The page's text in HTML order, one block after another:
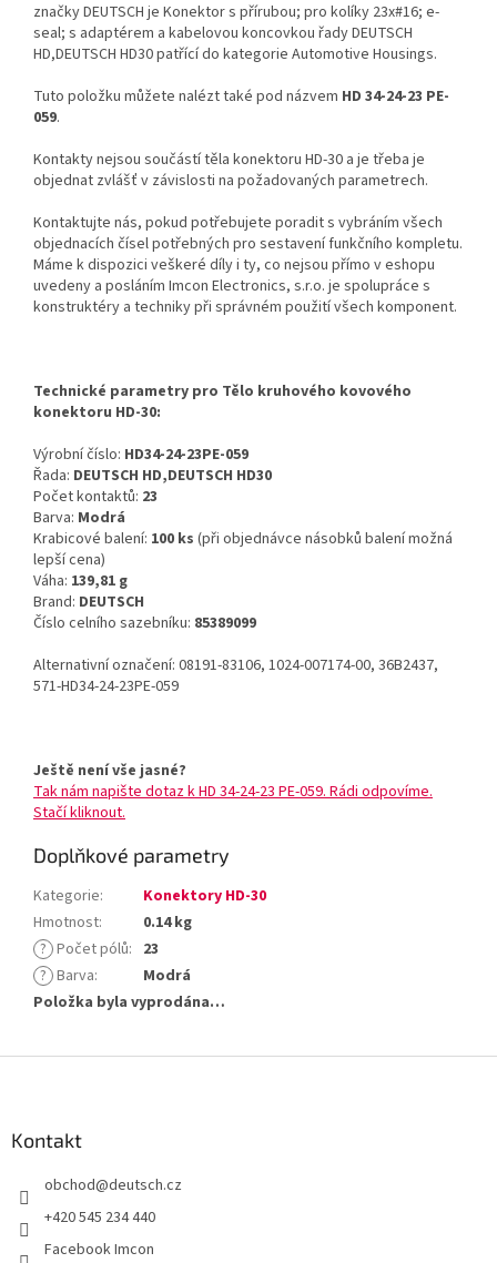
značky DEUTSCH je Konektor s přírubou; pro kolíky 23x#16; e-
seal; s adaptérem a kabelovou koncovkou řady DEUTSCH
HD,DEUTSCH HD30 patřící do kategorie Automotive Housings.
Tuto položku můžete nalézt také pod názvem HD 34-24-23 PE-
059.
Kontakty nejsou součástí těla konektoru HD-30 a je třeba je
objednat zvlášť v závislosti na požadovaných parametrech.
Kontaktujte nás, pokud potřebujete poradit s vybráním všech
objednacích čísel potřebných pro sestavení funkčního kompletu.
Máme k dispozici veškeré díly i ty, co nejsou přímo v eshopu
uvedeny a posláním Imcon Electronics, s.r.o. je spolupráce s
konstruktéry a techniky při správném použití všech komponent.
Technické parametry pro Tělo kruhového kovového
konektoru HD-30:
Výrobní číslo: HD34-24-23PE-059
Řada: DEUTSCH HD,DEUTSCH HD30
Počet kontaktů: 23
Barva: Modrá
Krabicové balení: 100 ks (při objednávce násobků balení možná
lepší cena)
Váha: 139,81 g
Brand: DEUTSCH
Číslo celního sazebníku: 85389099
Alternativní označení: 08191-83106, 1024-007174-00, 36B2437,
571-HD34-24-23PE-059
Ještě není vše jasné?
Tak nám napište dotaz k HD 34-24-23 PE-059. Rádi odpovíme.
Stačí kliknout.
Doplňkové parametry
Kategorie:
Konektory HD-30
Hmotnost:
0.14 kg
? Počet pólů: 23
? Barva:
Modrá
Položka byla vyprodána…
Kontakt
obchod@deutsch.cz
+420 545 234 440
Facebook Imcon